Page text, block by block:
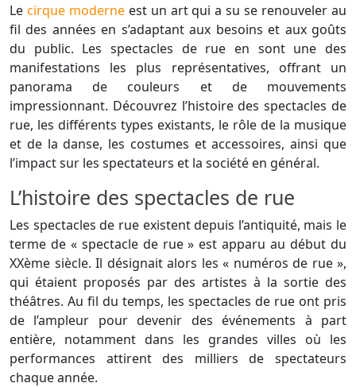
Le cirque moderneest un art qui a su se renouveler au
fil des années en s’adaptant aux besoins et aux goûts
du public. Les spectacles de rue en sont une des
manifestations les plus représentatives, offrant un
panorama de couleurs et de mouvements
impressionnant. Découvrez l’histoire des spectacles de
rue, les différents types existants, le rôle de la musique
et de la danse, les costumes et accessoires, ainsi que
l’impact sur les spectateurs et la société en général.
L’histoire des spectacles de rue
Les spectacles de rue existent depuis l’antiquité, mais le
terme de « spectacle de rue » est apparu au début du
XXème siècle. Il désignait alors les « numéros de rue »,
qui étaient proposés par des artistes à la sortie des
théâtres. Au fil du temps, les spectacles de rue ont pris
de l’ampleur pour devenir des événements à part
entière, notamment dans les grandes villes où les
performances attirent des milliers de spectateurs
chaque année.